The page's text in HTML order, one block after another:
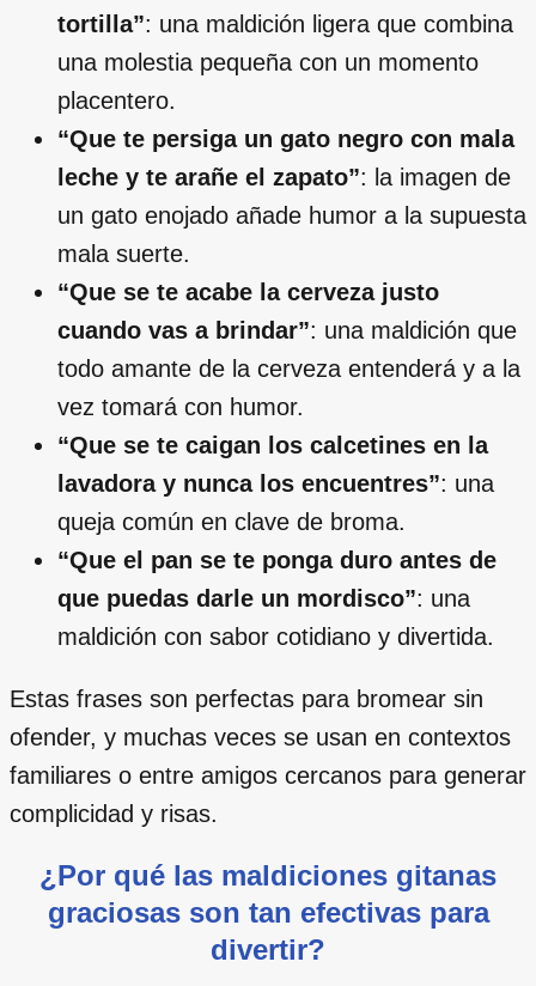
tortilla”: una maldición ligera que combina
una molestia pequeña con un momento
placentero.
“Que te persiga un gato negro con mala
leche y te arañe el zapato”: la imagen de
un gato enojado añade humor a la supuesta
mala suerte.
“Que se te acabe la cerveza justo
cuando vas a brindar”: una maldición que
todo amante de la cerveza entenderá y a la
vez tomará con humor.
“Que se te caigan los calcetines en la
lavadora y nunca los encuentres”: una
queja común en clave de broma.
“Que el pan se te ponga duro antes de
que puedas darle un mordisco”: una
maldición con sabor cotidiano y divertida.
Estas frases son perfectas para bromear sin
ofender, y muchas veces se usan en contextos
familiares o entre amigos cercanos para generar
complicidad y risas.
¿Por qué las maldiciones gitanas
graciosas son tan efectivas para
divertir?